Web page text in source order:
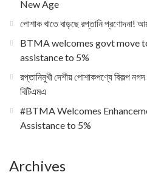
New Age
পোশাক খাতে বাড়ছে রপ্তানি প্রণোদনা!
BTMA welcomes govt move
assistance to 5%
রপ্তানিমুখী দেশীয় পোশাকপণ্যে বিকল্প
বিটিএমএ
#BTMA Welcomes
Assistance to 5%
Archives